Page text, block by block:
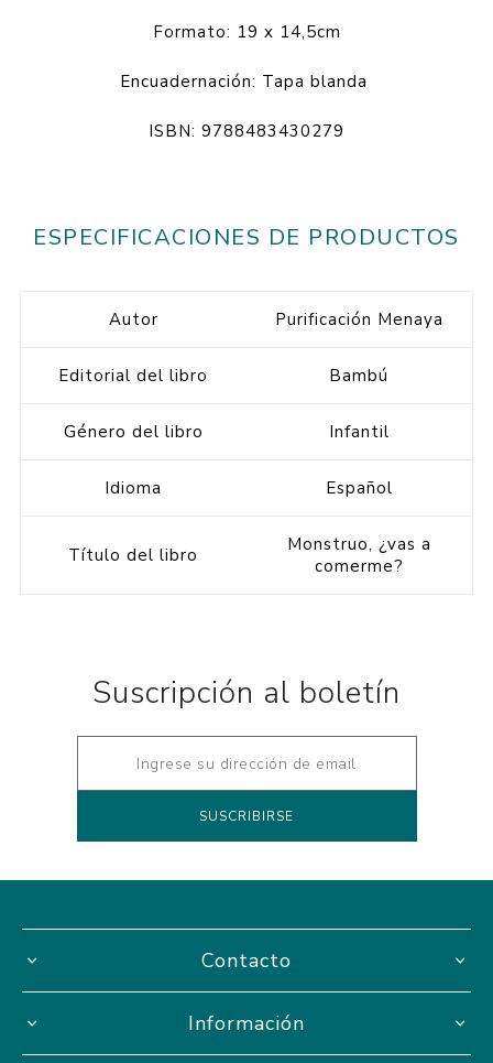
Formato: 19 x 14,5cm
Encuadernación: Tapa blanda
ISBN: 9788483430279
ESPECIFICACIONES DE PRODUCTOS
Autor Purificación Menaya
Editorial del libro Bambú
Género del libro Infantil
Idioma Español
Título del libro
Monstruo, ¿vas a
comerme?
Suscripción al boletín
Contacto
Información